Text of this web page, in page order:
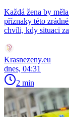
Každá žena by
příznaky této
chvíli, kdy situaci
Krasnezeny.eu
dnes, 04:31
2 min